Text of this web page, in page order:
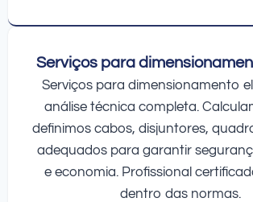
Serviços para
Serviços para dimensionamento
análise técnica completa.
definimos cabos, disjuntores,
adequados para garantir
e economia. Profissional
dentro das normas.